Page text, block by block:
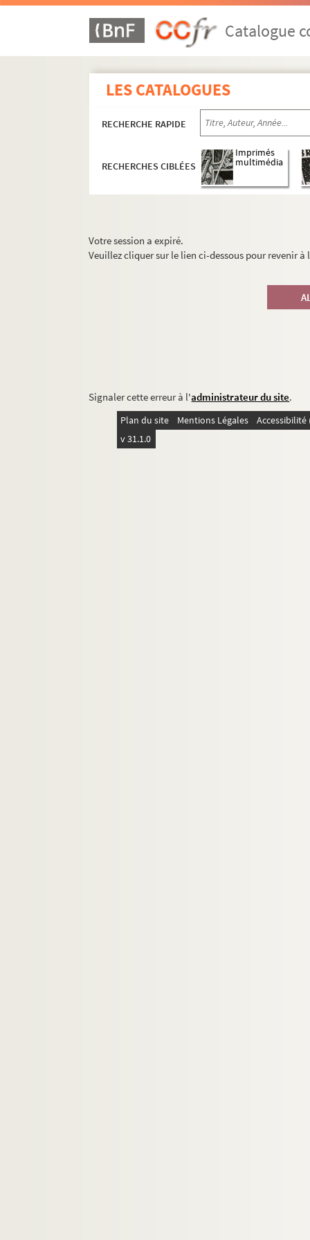
Catalogue
LES CATALOGUES
RECHERCHE RAPIDE
RECHERCHES CIBLÉES
Imprimés
multimédia
Votre session a expiré.
Veuillez cliquer sur le lien ci-dessous pour revenir
Signaler cette erreur à l'administrateur du site.
Plan du site Mentions Légales
v 31.1.0